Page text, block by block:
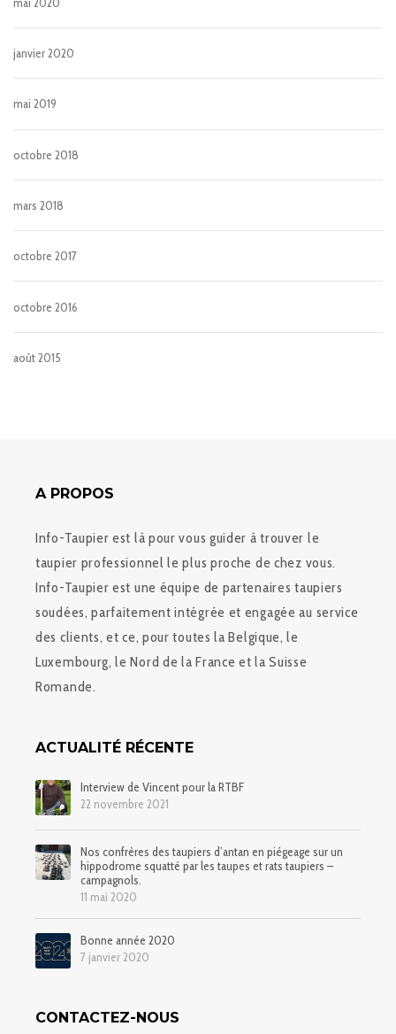
janvier 2020
mai 2019
octobre 2018
mars 2018
octobre 2017
octobre 2016
août 2015
A PROPOS
Info-Taupier est là pour vous guider à trouver le
taupier professionnel le plus proche de chez vous.
Info-Taupier est une équipe de partenaires taupiers
soudées, parfaitement intégrée et engagée au service
des clients, et ce, pour toutes la Belgique, le
Luxembourg, le Nord de la France et la Suisse
Romande.
ACTUALITÉ RÉCENTE
Interview de Vincent pour la RTBF
22 novembre 2021
Nos confrères des taupiers d’antan en piégeage sur un
hippodrome squatté par les taupes et rats taupiers –
campagnols.
11 mai 2020
Bonne année 2020
7 janvier 2020
CONTACTEZ-NOUS